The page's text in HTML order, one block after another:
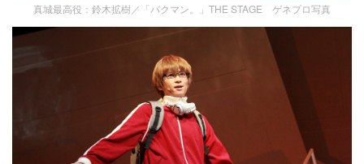
真城最高役：鈴木拡樹／「バクマン。」THE STAGE ゲネプロ写真